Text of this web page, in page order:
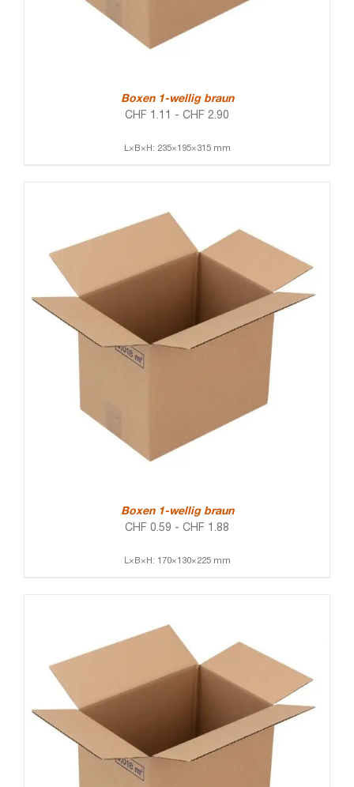
Boxen 1-wellig braun
CHF 1.11 - CHF 2.90
L×B×H: 235×195×315 mm
Boxen 1-wellig braun
CHF 0.59 - CHF 1.88
L×B×H: 170×130×225 mm